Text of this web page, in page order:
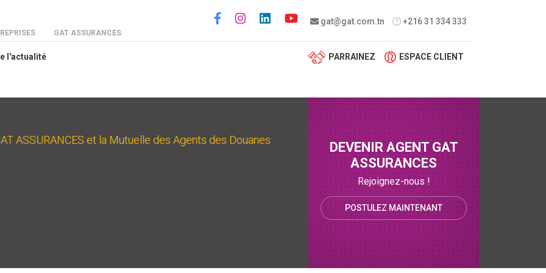
GAT ASSURANCES
gat@gat.com.tn +216 31 334 333
Social menu
l'actualité PARRAINEZ ESPACE CLIENT
ASSURANCES et la Mutuelle des Agents des Douanes
DEVENIR AGENT GAT
ASSURANCES
Rejoignez-nous !
POSTULEZ MAINTENANT